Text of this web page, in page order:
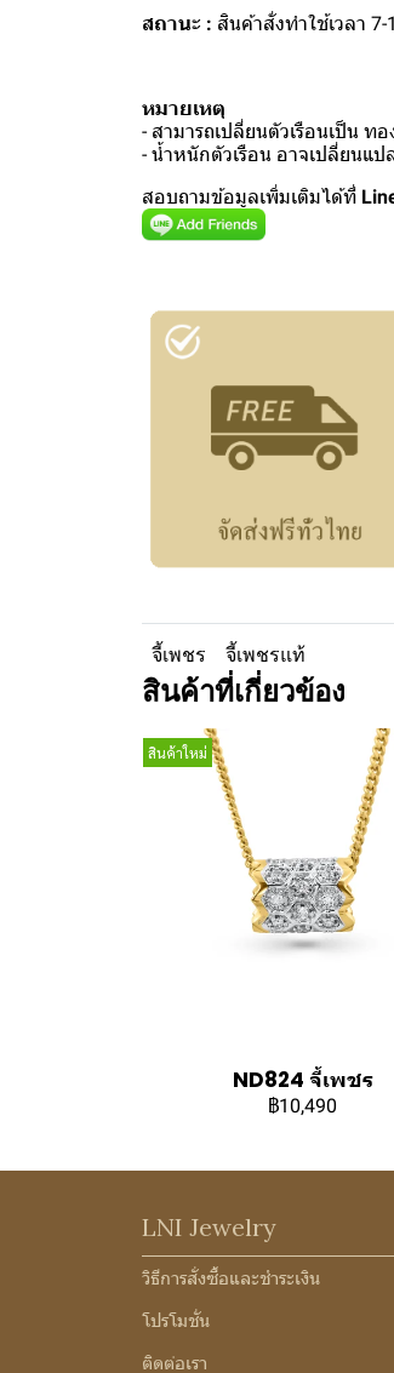
สถานะ : สินค้าสั่งทำใช้เวลา 7-
หมายเหตุ
- สามารถเปลี่ยนตัวเรือนเป็น ท
- น้ำหนักตัวเรือน อาจเปลี่ยนแ
สอบถามข้อมูลเพิ่มเติมได้ที่
จี้เพชร จี้เพชรแท้
สินค้าที่เกี่ยวข้อง
สินค้าใหม่
ND824 จี้เพชร
฿10,490
LNI Jewelry
วิธีการสั่งซื้อและชำระเงิน
โปรโมชั่น
ติดต่อเรา